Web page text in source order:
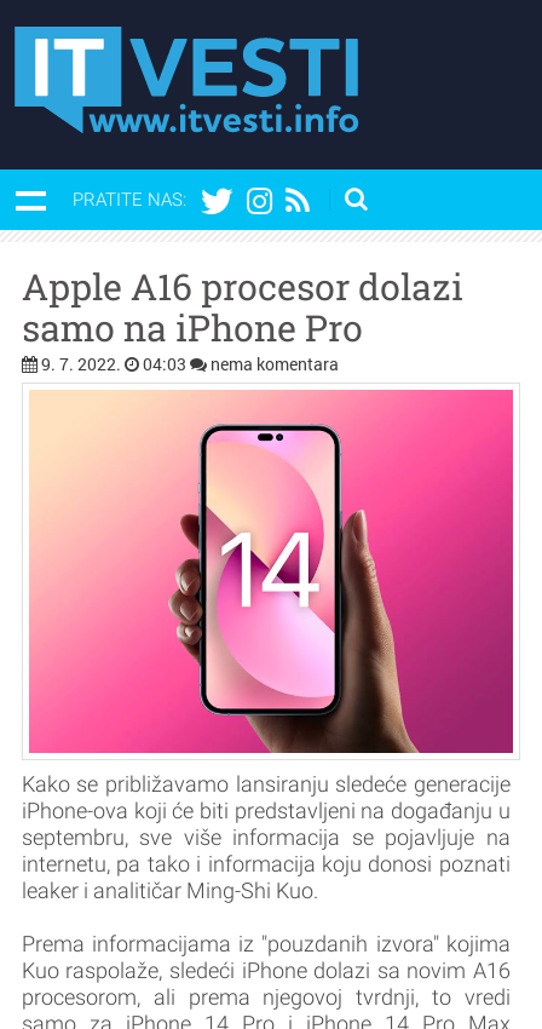
PRATITE NAS:
Apple A16 procesor dolazi
samo na iPhone Pro
9. 7. 2022. 04:03 nema komentara
Kako se približavamo lansiranju sledeće generacije
iPhone-ova koji će biti predstavljeni na događanju u
septembru, sve više informacija se pojavljuje na
internetu, pa tako i informacija koju donosi poznati
leaker i analitičar Ming-Shi Kuo.
Prema informacijama iz "pouzdanih izvora" kojima
Kuo raspolaže, sledeći iPhone dolazi sa novim A16
procesorom, ali prema njegovoj tvrdnji, to vredi
samo za iPhone 14 Pro i iPhone 14 Pro Max